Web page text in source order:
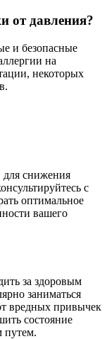
от давления?
и безопасные
на
некоторых
для снижения
с
оптимальное
вашего
за здоровым
заниматься
вредных привычек
состояние
путем.